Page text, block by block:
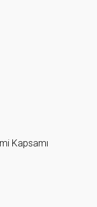
Kapsamı